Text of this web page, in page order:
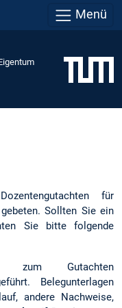
Menü
für
Sollten Sie ein
Sie bitte folgende
zum Gutachten
Belegunterlagen
andere Nachweise,